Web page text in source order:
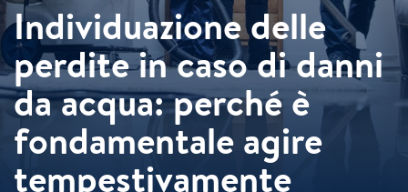
Individuazione delle
perdite in caso di danni
da acqua: perché è
fondamentale agire
tempestivamente